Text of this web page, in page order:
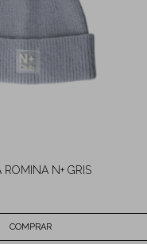
N+ GRIS